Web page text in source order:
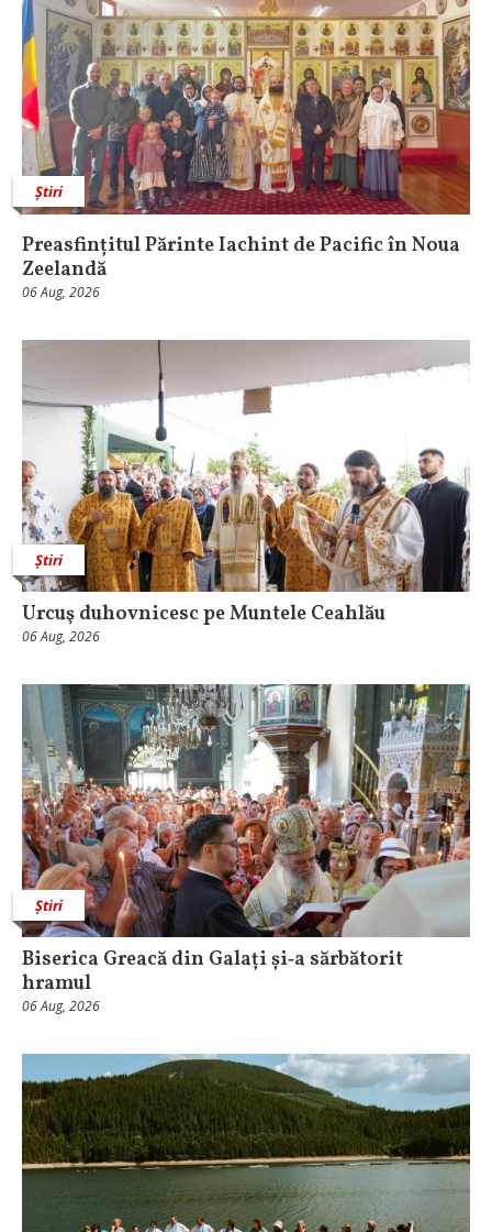
Știri
Preasfințitul Părinte Iachint de Pacific în Noua
Zeelandă
06 Aug, 2026
Știri
Urcuş duhovnicesc pe Muntele Ceahlău
06 Aug, 2026
Știri
Biserica Greacă din Galați și‑a sărbătorit
hramul
06 Aug, 2026